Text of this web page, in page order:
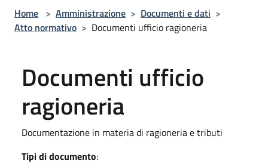
Home > Amministrazione > Documenti e dati >
Atto normativo > Documenti ufficio ragioneria
Documenti ufficio
ragioneria
Documentazione in materia di ragioneria e tributi
Tipi di documento: